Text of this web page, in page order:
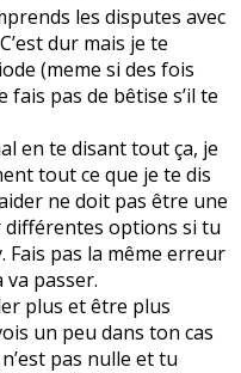
les disputes avec
dur mais je te
(meme si des fois
fais pas de bêtise s’il te
en te disant tout ça, je
tout ce que je te dis
ne doit pas être une
options si tu
Fais pas la même erreur
passer.
plus et être plus
un peu dans ton cas
pas nulle et tu